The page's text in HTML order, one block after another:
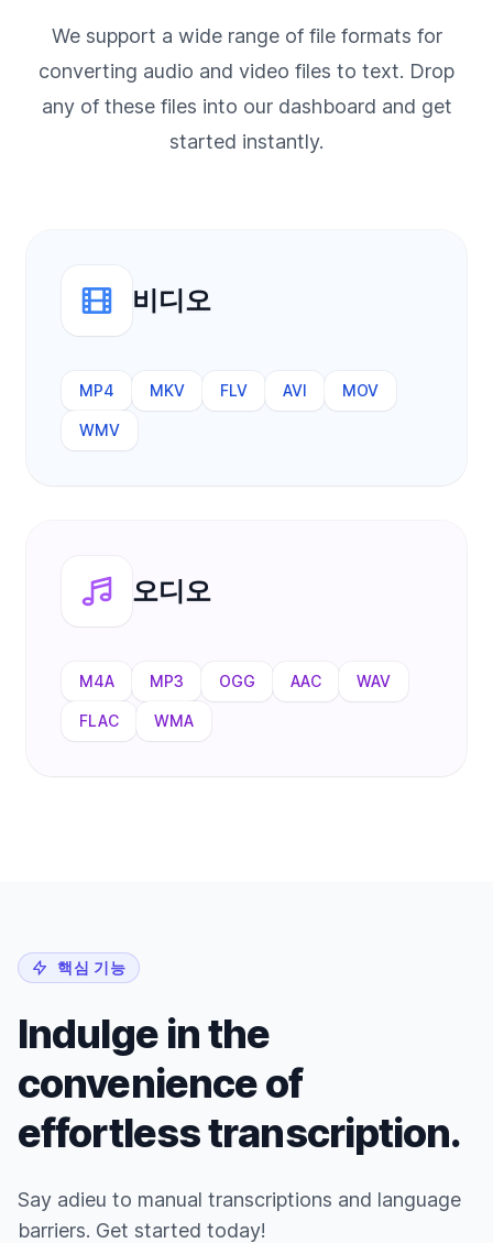
We support a wide range of file formats for
converting audio and video files to text. Drop
any of these files into our dashboard and get
started instantly.
비디오
MP4 MKV FLV AVI MOV
WMV
오디오
M4A MP3 OGG AAC WAV
FLAC WMA
핵심 기능
Indulge in the
convenience of
effortless transcription.
Say adieu to manual transcriptions and language
barriers. Get started today!